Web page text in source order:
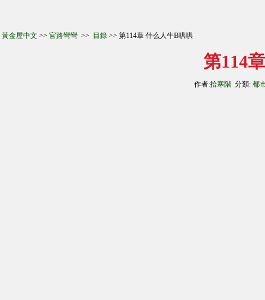
黃金屋中文 >> 官路彎彎 >> 目錄 >> 第114章 什么人牛B哄哄
第114
作者:拾寒階 分類: 都